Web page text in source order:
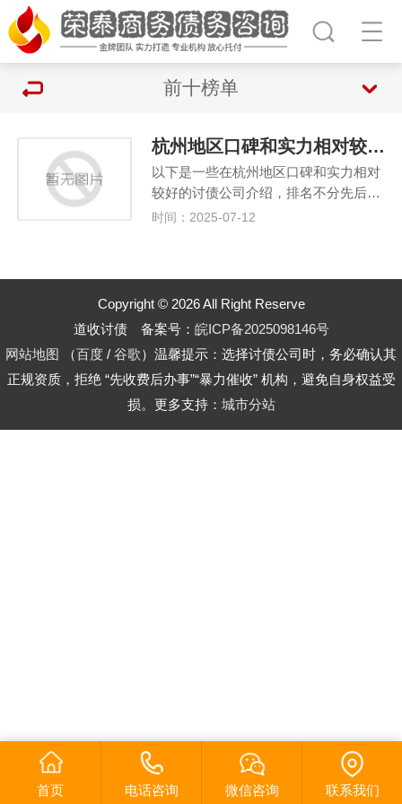
前十榜单
杭州地区口碑和实力相对较好的讨债公司(排名不分先后)
以下是一些在杭州地区口碑和实力相对
较好的讨债公司介绍，排名不分先后…
时间：2025-07-12
Copyright © 2026 All Right Reserve
道收讨债 备案号： 皖ICP备2025098146号
网站地图 （百度 / 谷歌）温馨提示：选择讨债公司时，务必确认其
正规资质，拒绝 “先收费后办事”“暴力催收” 机构，避免自身权益受
损。更多支持： 城市分站
首页 电话咨询 微信咨询 联系我们